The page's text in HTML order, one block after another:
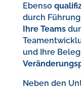
Ebenso
durch
Ihre Teams
und Ihre
Neben den